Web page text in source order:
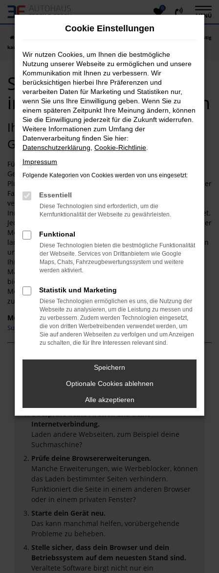
Zum
Hauptinhalt
0
MENÜ
Suzuki Gebrauchtwagen in Gießen günstig
kaufen
Suzuki Gebrauchtwagen
in Gießen günstig kaufen
Ihr Suzuki Gebrauchtwagen für
Gießen wartet
Für Sparfüchse in Gießen eignet sich ein Suzuki
Gebrauchtwagen, wie kaum ein anderes Fahrzeug. Der
Pluspunkt liegt in der enormen Qualität und Langlebigkeit der
Fahrzeuge, die oftmals auch noch über einen Allradantrieb
verfügen. Auf diese Weise sind Sie für Fahrten in der
Innenstadt von Gießen sowie der Umgebung perfekt gerüstet.
Jeder Gebrauchtwagen aus dem Hause Suzuki wird in unserer
Meisterwerkstatt gründlich überprüft. Auf Basis unserer
langjährigen Erfahrung setzen wir auf unseren guten Namen
und unsere erstklassige Reputation und stellen sicher, dass
Ihr Suzuki für Gießen keinerlei sichtbare oder versteckte
Mängel aufweist. Des Weiteren beraten wir Sie fair und
bieten Ihnen ein breites Spektrum an unterschiedlichen
Modellen: vom Kleinwagen über die Kompaktklasse bis hin
zum SUV oder Geländewagen.
Modelle
Suzuki Vitara Gebrauchtwagen Gießen
Fehler: Network Error
Beim Laden ist ein Fehler aufgetreten.
Hier sind ein paar Tipps, die dir helfen können:
Überprüfe deine Firewall und deine
Internetverbindung.
Laden andere Webseiten, zum Beispiel deine
Suchmaschine?
Prüfe deine Browsererweiterungen.
Manche Erweiterungen, wie Werbeblocker, können
das Laden bestimmter Seiten verhindern.
Funktioniert die Seite in einem anderen Browser
oder in einem privaten Fenster?
Starte dein Gerät neu.
Das kann manchmal helfen, vorübergehende
Probleme zu beheben.
Stelle sicher, dass dein Browser und dein
Betriebssystem auf dem neuesten Stand sind.
Veraltete Software birgt nicht nur ein
Cookie Einstellungen
Wir nutzen Cookies, um Ihnen die bestmögliche
Nutzung unserer Webseite zu ermöglichen und unsere
Kommunikation mit Ihnen zu verbessern. Wir
berücksichtigen hierbei Ihre Präferenzen und
verarbeiten Daten für Marketing und Statistiken nur,
wenn Sie uns Ihre Einwilligung geben. Wenn Sie zu
einem späteren Zeitpunkt Ihre Meinung ändern, können
Sie die Einwilligung jederzeit für die Zukunft widerrufen.
Weitere Informationen zum Umfang der
Datenverarbeitung finden Sie hier:
Datenschutzerklärung Cookie-Richtlinie
Impressum
Folgende Kategorien von Cookies werden von uns eingesetzt:
Essentiell
Diese Technologien sind erforderlich, um die
Kernfunktionalität der Webseite zu gewährleisten.
Funktional
Diese Technologien bieten die bestmögliche Funktionalität
der Webseite. Services von Drittanbietern wie Google
Maps, Chats, Fahrzeugbewertungssystem und weitere
werden aktiviert.
Statistik und Marketing
Diese Technologien ermöglichen es uns, die Nutzung der
Webseite zu analysieren, um die Leistung zu messen und
zu verbessern. Zudem werden Technologien eingesetzt,
die von dritten Werbetreibenden verwendet werden, um
Sie auf anderen Webseiten zu verfolgen und um Anzeigen
zu schalten, die für Ihre Interessen relevant sind.
Speichern
Optionale Cookies ablehnen
Alle akzeptieren